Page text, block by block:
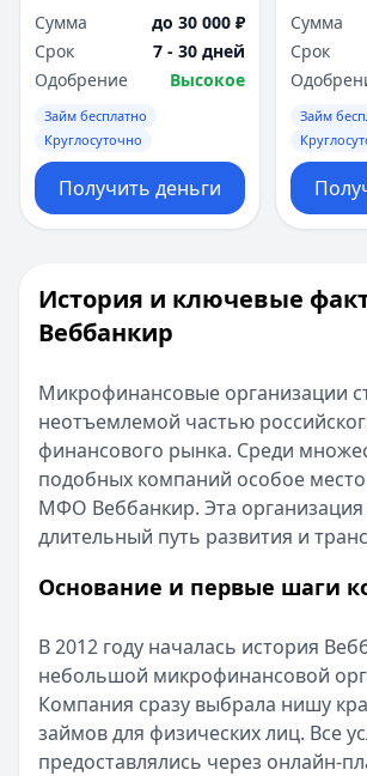
Сумма
до 30 000 ₽
Срок
7 - 30 дней
Одобрение
Высокое
Займ бесплатно
Круглосуточно
Получить деньги
Сумма
Срок
Займ
История и ключевые
Веббанкир
Микрофинансовые организации
неотъемлемой частью
финансового рынка. Среди
подобных компаний особое
МФО Веббанкир. Эта
длительный путь развития и
Основание и первые шаги
В 2012 году началась история
небольшой микрофинансовой
Компания сразу выбрала нишу
займов для физических лиц. Все
предоставлялись через онлайн-